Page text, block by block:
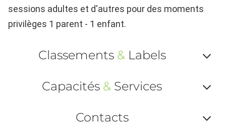
sessions adultes et d'autres pour des moments
privilèges 1 parent - 1 enfant.
Classements &Labels
ou
Capacités & Services
Contacts